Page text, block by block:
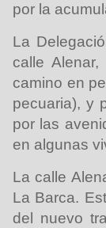
por la
La
calle
camino en
pecuaria), y
por las
en algunas
La calle
La Barca.
del nuevo